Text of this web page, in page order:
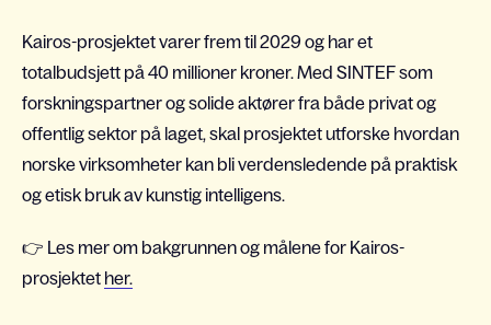
Kairos-prosjektet varer frem til 2029 og har et
totalbudsjett på 40 millioner kroner. Med SINTEF som
forskningspartner og solide aktører fra både privat og
offentlig sektor på laget, skal prosjektet utforske hvordan
norske virksomheter kan bli verdensledende på praktisk
og etisk bruk av kunstig intelligens.
👉 Les mer om bakgrunnen og målene for Kairos-
prosjektet her.